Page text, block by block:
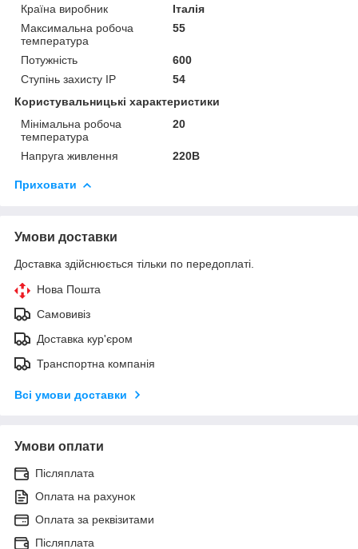
Країна виробник
Італія
Максимальна робоча
температура
55
Потужність
600
Ступінь захисту IP
54
Користувальницькі характеристики
Мінімальна робоча
температура
20
Напруга живлення 220В
Приховати
Умови доставки
Доставка здійснюється тільки по передоплаті.
Нова Пошта
Самовивіз
Доставка кур'єром
Транспортна компанія
Всі умови доставки
Умови оплати
Післяплата
Оплата на рахунок
Оплата за реквізитами
Післяплата